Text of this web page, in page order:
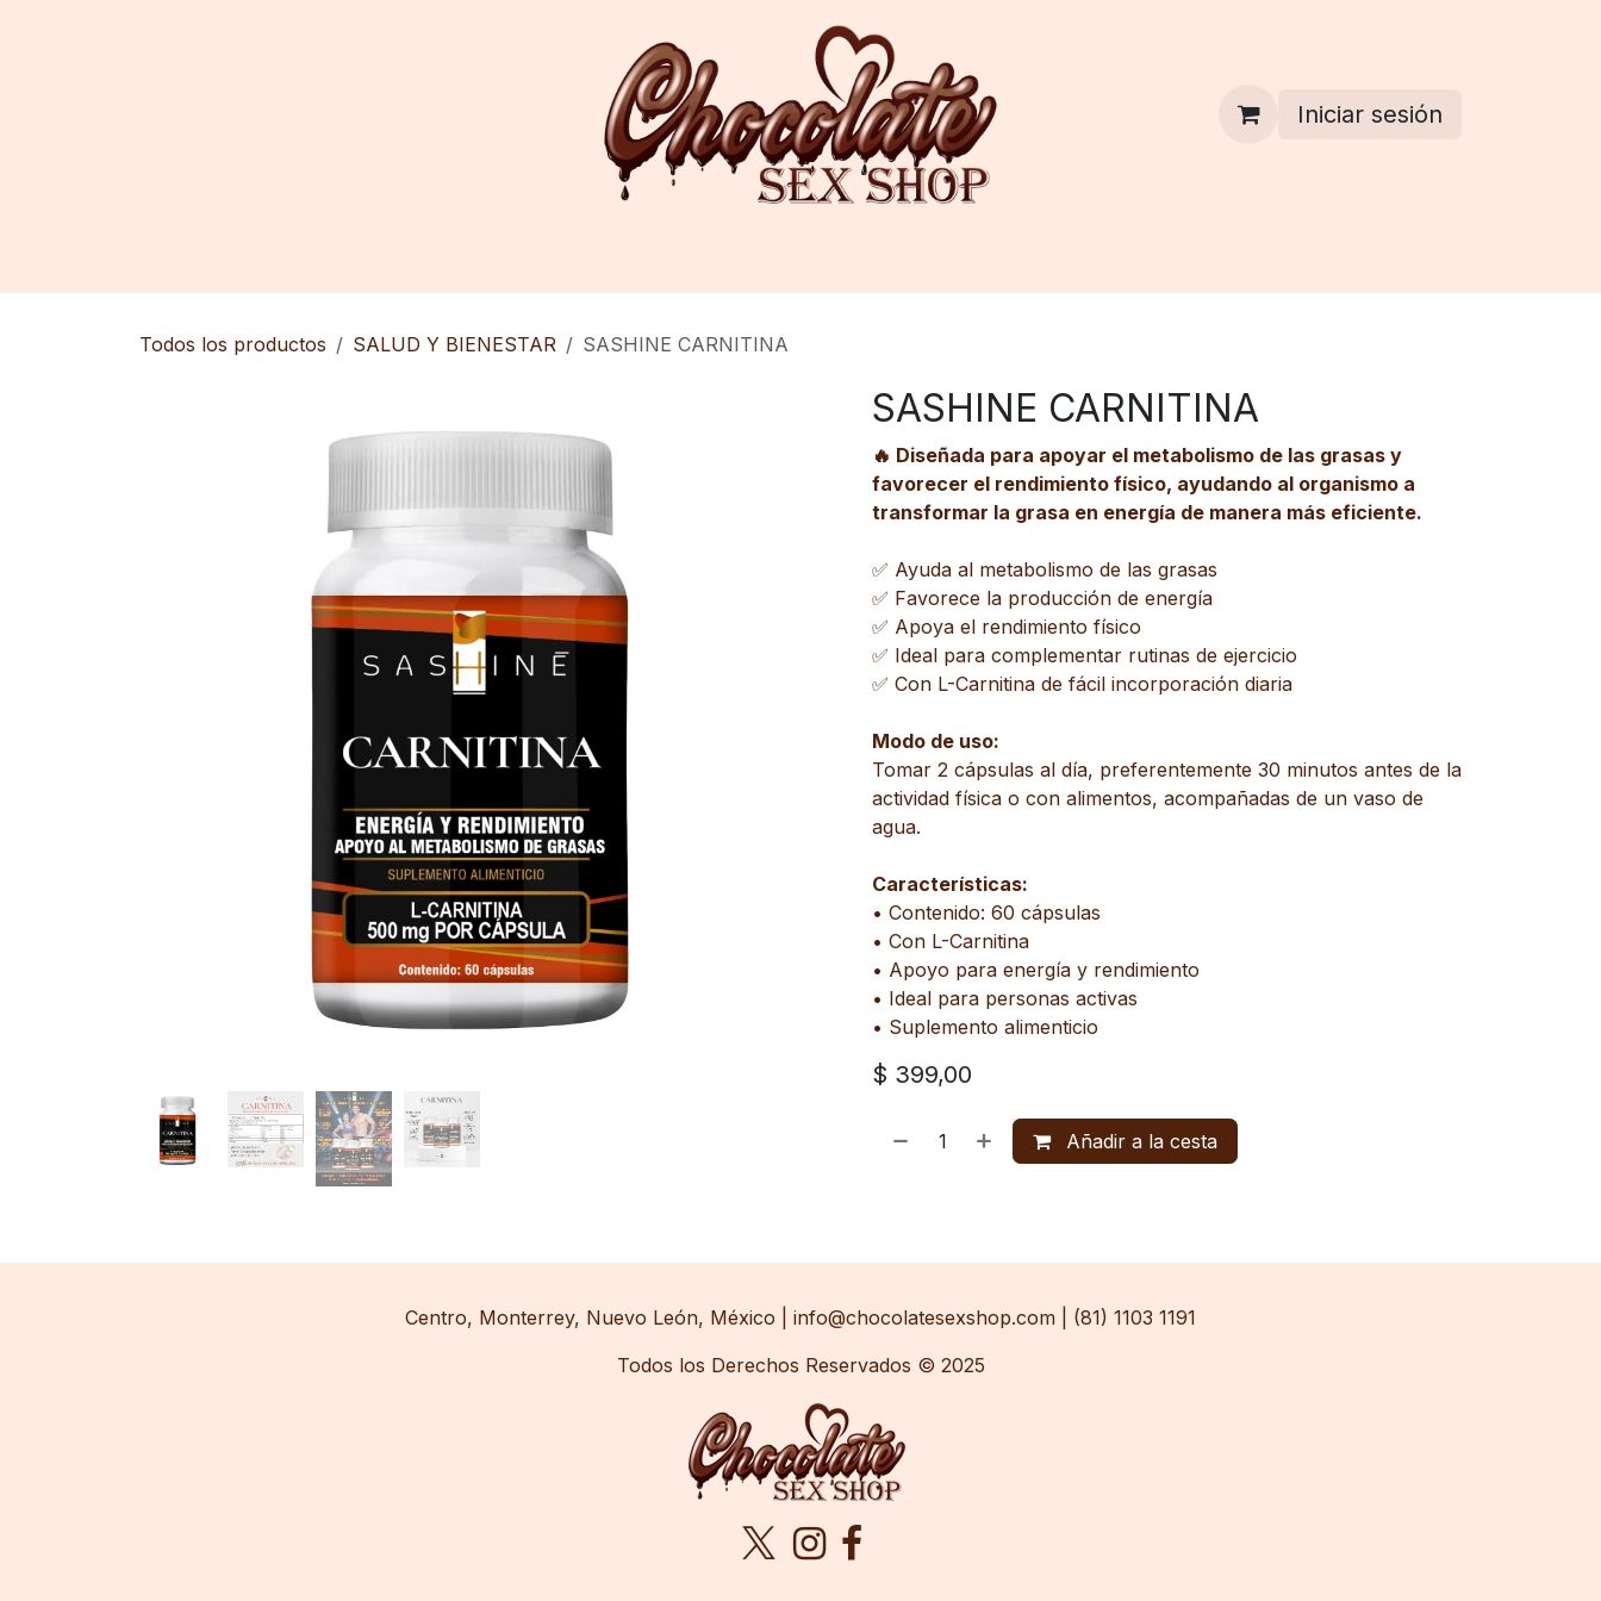
Iniciar sesión
Todos los productos SALUD Y BIENESTAR SASHINE CARNITINA
SASHINE CARNITINA
🔥 Diseñada para apoyar el metabolismo de las grasas y
favorecer el rendimiento físico, ayudando al organismo a
transformar la grasa en energía de manera más eficiente.
✅ Ayuda al metabolismo de las grasas
✅ Favorece la producción de energía
✅ Apoya el rendimiento físico
✅ Ideal para complementar rutinas de ejercicio
✅ Con L-Carnitina de fácil incorporación diaria
Modo de uso:
Tomar 2 cápsulas al día, preferentemente 30 minutos antes de la
actividad física o con alimentos, acompañadas de un vaso de
agua.
Características:
• Contenido: 60 cápsulas
• Con L-Carnitina
• Apoyo para energía y rendimiento
• Ideal para personas activas
• Suplemento alimenticio
$ 399,00
Añadir a la cesta
​Centro, Monterrey, Nuevo León, México | info@chocolatesexshop.com | (81) 1103 1191
Todos los Derechos Reservados © 2025